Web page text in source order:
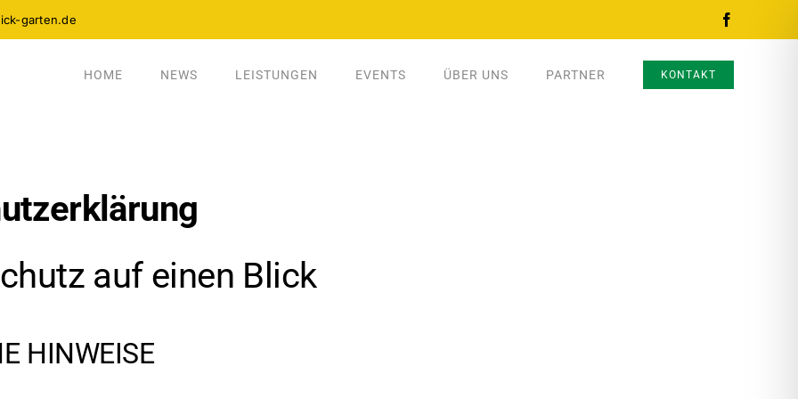
garten.de
HOME NEWS LEISTUNGEN EVENTS ÜBER UNS PARTNER KONTAKT
auf einen Blick
HINWEISE